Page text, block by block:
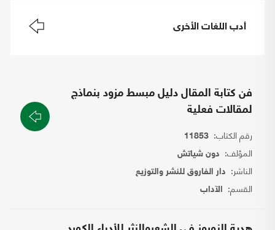
أدب اللغات الأخرى
فن كتابة المقال دليل مبسط مزود بنماذج
لمقالات فعلية
رقم الكتاب: 11853
المؤلف: دون شياتش
الناشر: دار الفاروق للنشر والتوزيع
القسم: الآداب